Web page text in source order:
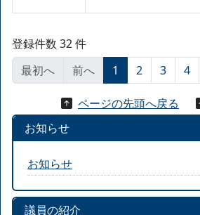
登録件数 32 件
最初へ
前へ 1 2 3 4
ページの先頭へ戻る
お知らせ
お知らせ
議員の紹介